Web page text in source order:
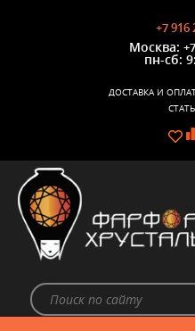
+7 916
Москва:
пн-сб:
ДОСТАВКА И